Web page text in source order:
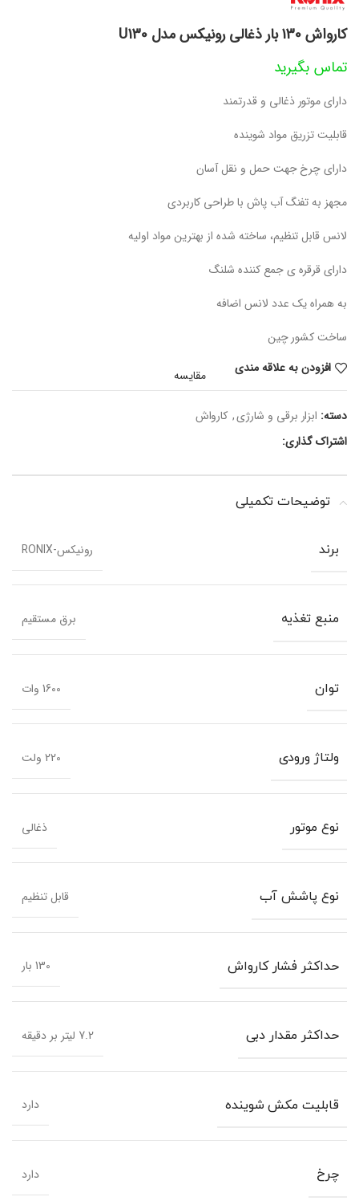
کارواش 130 بار ذغالی رونیکس مدل U130
تماس بگیرید
دارای موتور ذغالی و قدرتمند
قابلیت تزریق مواد شوینده
دارای چرخ جهت حمل و نقل آسان
مجهز به تفنگ آب پاش با طراحی کاربردی
لانس قابل تنظیم، ساخته شده از بهترین مواد اولیه
دارای قرقره ی جمع کننده شلنگ
به همراه یک عدد لانس اضافه
ساخت کشور چین
افزودن به علاقه مندی
مقایسه
دسته: ابزار برقی و شارژی, کارواش
اشتراک گذاری:
توضیحات تکمیلی
برند رونیکس-RONIX
منبع تغذیه برق مستقیم
توان 1600 وات
ولتاژ ورودی 220 ولت
نوع موتور ذغالی
نوع پاشش آب قابل تنظیم
حداکثر فشار کارواش 130 بار
حداکثر مقدار دبی 7.2 لیتر بر دقیقه
قابلیت مکش شوینده دارد
چرخ دارد